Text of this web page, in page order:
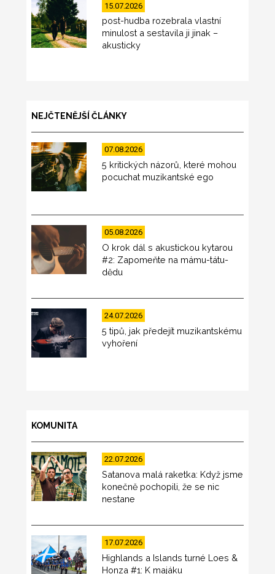
15.07.2026
post-hudba rozebrala vlastní
minulost a sestavila ji jinak –
akusticky
NEJČTENĚJŠÍ ČLÁNKY
07.08.2026
5 kritických názorů, které mohou
pocuchat muzikantské ego
05.08.2026
O krok dál s akustickou kytarou
#2: Zapomeňte na mámu-tátu-
dědu
24.07.2026
5 tipů, jak předejít muzikantskému
vyhoření
KOMUNITA
22.07.2026
Satanova malá raketka: Když jsme
konečně pochopili, že se nic
nestane
17.07.2026
Highlands a Islands turné Loes &
Honza #1: K majáku